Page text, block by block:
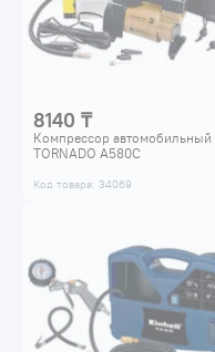
8140 ₸
Компрессор автомобильный
TORNADO A580C
Код товара: 34069